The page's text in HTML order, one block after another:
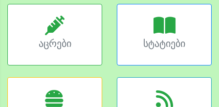
აცრები სტატიები